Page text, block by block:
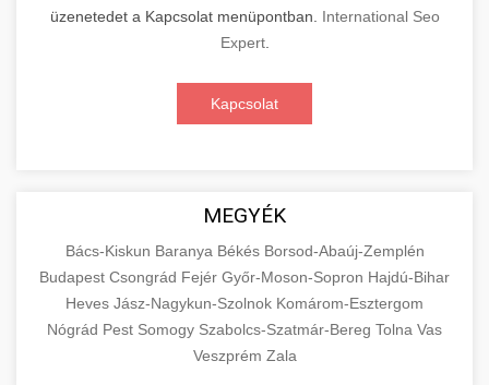
üzenetedet a Kapcsolat menüpontban. International Seo
Expert.
Kapcsolat
MEGYÉK
Bács-Kiskun Baranya Békés Borsod-Abaúj-Zemplén
Budapest Csongrád Fejér Győr-Moson-Sopron Hajdú-Bihar
Heves Jász-Nagykun-Szolnok Komárom-Esztergom
Nógrád Pest Somogy Szabolcs-Szatmár-Bereg Tolna Vas
Veszprém Zala